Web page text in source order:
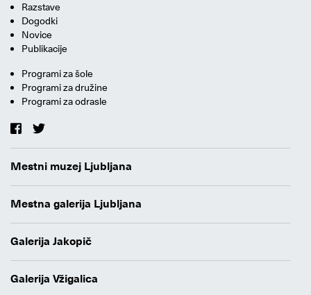
Razstave
Dogodki
Novice
Publikacije
Programi za šole
Programi za družine
Programi za odrasle
Mestni muzej Ljubljana
Mestna galerija Ljubljana
Galerija Jakopič
Galerija Vžigalica